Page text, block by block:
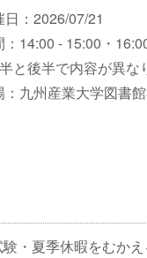
日：2026/07/21
：14:00 - 15:00・
と後半で内容が異な
：九州産業大学図書
・夏季休暇をむか